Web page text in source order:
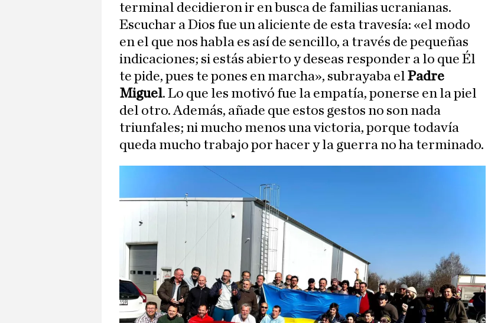
terminal decidieron ir en busca de familias ucranianas.
Escuchar a Dios fue un aliciente de esta travesía: «el modo
en el que nos habla es así de sencillo, a través de pequeñas
indicaciones; si estás abierto y deseas responder a lo que Él
te pide, pues te pones en marcha», subrayaba el Padre
Miguel. Lo que les motivó fue la empatía, ponerse en la piel
del otro. Además, añade que estos gestos no son nada
triunfales; ni mucho menos una victoria, porque todavía
queda mucho trabajo por hacer y la guerra no ha terminado.